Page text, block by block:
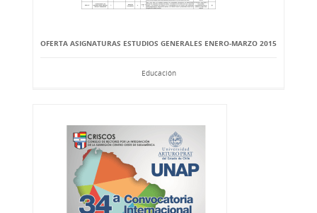
OFERTA ASIGNATURAS ESTUDIOS GENERALES ENERO-MARZO 2015
Educación